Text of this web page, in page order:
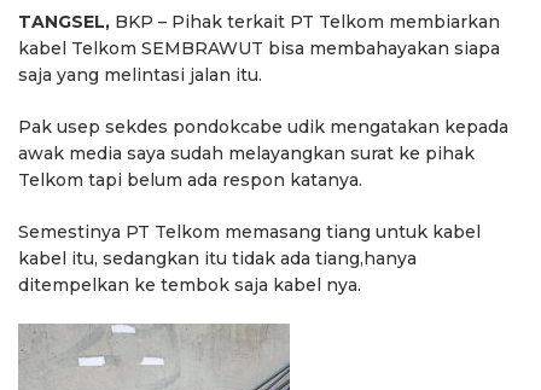
TANGSEL, BKP – Pihak terkait PT Telkom membiarkan
kabel Telkom SEMBRAWUT bisa membahayakan siapa
saja yang melintasi jalan itu.
Pak usep sekdes pondokcabe udik mengatakan kepada
awak media saya sudah melayangkan surat ke pihak
Telkom tapi belum ada respon katanya.
Semestinya PT Telkom memasang tiang untuk kabel
kabel itu, sedangkan itu tidak ada tiang,hanya
ditempelkan ke tembok saja kabel nya.